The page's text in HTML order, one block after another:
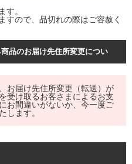
す。
ので、品切れの際はご容赦く
品のお届け先住所変更につい
お届け先住所変更（転送）が
受け取るお客さまによるお支
お間違いがないか、今一度ご
します。